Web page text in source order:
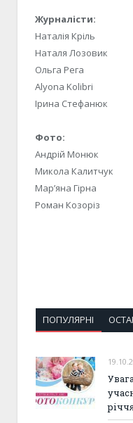
Журналісти:
Наталія Кріль
Наталя Лозовик
Ольга Рега
Alyona Kolibri
Ірина Стефанюк
Фото:
Андрій Монюк
Микола Калитчук
Марʼяна Гірна
Роман Козоріз
ПОПУЛЯРНІ